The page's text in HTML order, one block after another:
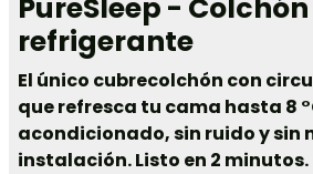
PureSleep - Colchón
refrigerante
El único cubrecolchón con
que refresca tu cama hasta 8
acondicionado, sin ruido y sin
instalación. Listo en 2 minutos.